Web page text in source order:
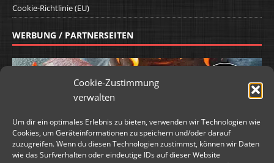
Cookie-Zustimmung
verwalten
Um dir ein optimales Erlebnis zu bieten, verwenden wir Technologien wie
Cookies, um Geräteinformationen zu speichern und/oder darauf
zuzugreifen. Wenn du diesen Technologien zustimmst, können wir Daten
wie das Surfverhalten oder eindeutige IDs auf dieser Website
Cookie-Richtlinie (EU)
WERBUNG / PARTNERSEITEN